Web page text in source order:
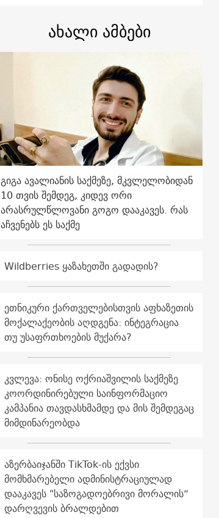
ახალი ამბები
გიგა ავალიანის საქმეზე, მკვლელობიდან
10 თვის შემდეგ, კიდევ ორი
არასრულწლოვანი გოგო დააკავეს. რას
აჩვენებს ეს საქმე
Wildberries ყაზახეთში გადადის?
ეთნიკური ქართველებისთვის აფხაზეთის
მოქალაქეობის აღდგენა: ინტეგრაცია
თუ უსაფრთხოების მუქარა?
კვლევა: ონისე ოქრიაშვილის საქმეზე
კოორდინირებული საინფორმაციო
კამპანია თავდასხმამდე და მის შემდეგაც
მიმდინარეობდა
აზერბაიჯანში TikTok-ის ექვსი
მომხმარებელი ადმინისტრაციულად
დააკავეს "საზოგადოებრივი მორალის“
დარღვევის ბრალდებით